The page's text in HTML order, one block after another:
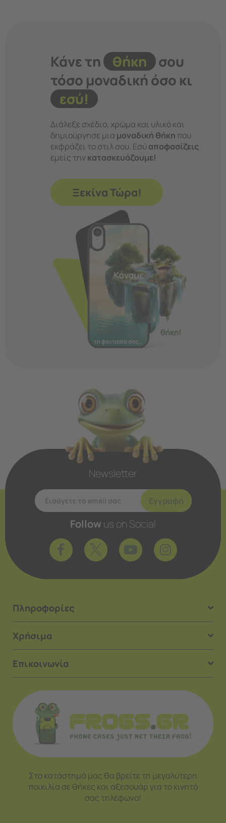
Κάνε τη θήκη
σου
τόσο μοναδική όσο κι
εσύ!
Διάλεξε σχέδιο, χρώμα και υλικό και
δημιούργησε μια μοναδική θήκη που
εκφράζει το στιλ σου. Εσύ αποφασίζεις
εμείς την κατασκευάζουμε!
Ξεκίνα Τώρα!
Newsletter
Εγγραφή
Follow us on Social
Πληροφορίες
Χρήσιμα
Επικοινωνία
Στο κατάστημά μας θα βρείτε τη μεγαλύτερη
ποικιλία σε θήκες και αξεσουάρ για το κινητό
σας τηλέφωνο!